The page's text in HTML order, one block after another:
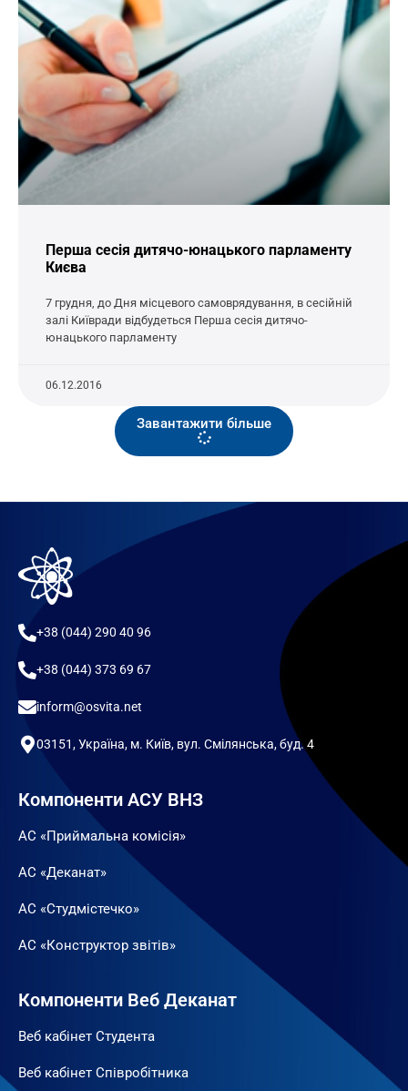
Перша сесія дитячо-юнацького парламенту
Києва
7 грудня, до Дня місцевого самоврядування, в сесійній
залі Київради відбудеться Перша сесія дитячо-
юнацького парламенту
06.12.2016
Завантажити більше
+38 (044) 290 40 96
+38 (044) 373 69 67
inform@osvita.net
03151, Україна, м. Київ, вул. Смілянська, буд. 4
Компоненти АСУ ВНЗ
АС «Приймальна комісія»
АС «Деканат»
АС «Студмістечко»
АС «Конструктор звітів»
Компоненти Веб Деканат
Веб кабінет Студента
Веб кабінет Співробітника